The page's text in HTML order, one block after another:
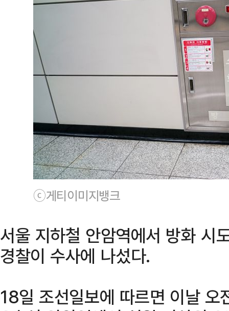
ⓒ게티이미지뱅크
서울 지하철 안암역에서 방화 시
경찰이 수사에 나섰다.
18일 조선일보에 따르면 이날